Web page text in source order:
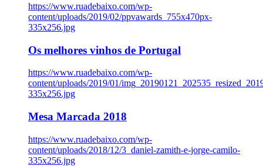
https://www.ruadebaixo.com/wp-
content/uploads/2019/02/ppvawards_755x470px-
335x256.jpg
Os melhores vinhos de Portugal
https://www.ruadebaixo.com/wp-
content/uploads/2019/01/
335x256.jpg
Mesa Marcada 2018
https://www.ruadebaixo.com/wp-
content/uploads/2018/12/3_daniel-zamith-e-jorge-camilo-
335x256.jpg